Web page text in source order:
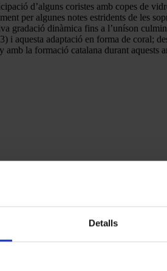
Detalls
d’alguns coristes amb copes de
per algunes notes estridents de les
gradació dinàmica fins a l’uníson
i aquesta adaptació en forma de coral;
la formació catalana durant